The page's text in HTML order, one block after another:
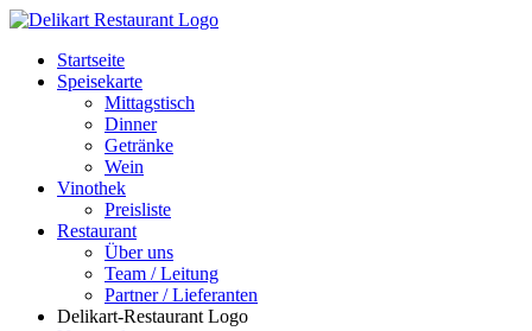
Startseite
Speisekarte
Mittagstisch
Dinner
Getränke
Wein
Vinothek
Preisliste
Restaurant
Über uns
Team / Leitung
Partner / Lieferanten
Delikart-Restaurant Logo